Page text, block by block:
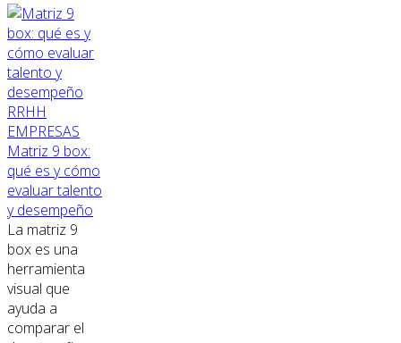
RRHH
EMPRESAS
Matriz 9 box:
qué es y cómo
evaluar talento
y desempeño
La matriz 9
box es una
herramienta
visual que
ayuda a
comparar el